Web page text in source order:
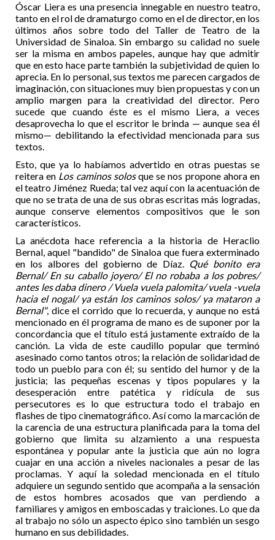
Óscar Liera es una presencia innegable en nuestro teatro,
tanto en el rol de dramaturgo como en el de director, en los
últimos años sobre todo del Taller de Teatro de la
Universidad de Sinaloa. Sin embargo su calidad no suele
ser la misma en ambos papeles, aunque hay que admitir
que en esto hace parte también la subjetividad de quien lo
aprecia. En lo personal, sus textos me parecen cargados de
imaginación, con situaciones muy bien propuestas y con un
amplio margen para la creatividad del director. Pero
sucede que cuando éste es el mismo Liera, a veces
desaprovecha lo que el escritor le brinda — aunque sea él
mismo— debilitando la efectividad mencionada para sus
textos.
Esto, que ya lo habíamos advertido en otras puestas se
reitera en Los caminos solosque se nos propone ahora en
el teatro Jiménez Rueda; tal vez aquí con la acentuación de
que no se trata de una de sus obras escritas más logradas,
aunque conserve elementos compositivos que le son
característicos.
La anécdota hace referencia a la historia de Heraclio
Bernal, aquel "bandido" de Sinaloa que fuera exterminado
en los albores del gobierno de Díaz. Qué bonito era
Bernal/ En su caballo joyero/ El no robaba a los pobres/
antes les daba dinero / Vuela vuela palomita/ vuela -vuela
hacia el nogal/ ya están los caminos solos/ ya mataron a
Bernal", dice el corrido que lo recuerda, y aunque no está
mencionado en él programa de mano es de suponer por la
concordancia que el título está justamente extraído de la
canción. La vida de este caudillo popular que terminó
asesinado como tantos otros; la relación de solidaridad de
todo un pueblo para con él; su sentido del humor y de la
justicia; las pequeñas escenas y tipos populares y la
desesperación entre patética y ridícula de sus
persecutores es lo que estructura todo el trabajo en
flashes de tipo cinematográfico. Así como la marcación de
la carencia de una estructura planificada para la toma del
gobierno que limita su alzamiento a una respuesta
espontánea y popular ante la justicia que aún no logra
cuajar en una acción a niveles nacionales a pesar de las
proclamas. Y aquí la soledad mencionada en el título
adquiere un segundo sentido que acompaña a la sensación
de estos hombres acosados que van perdiendo a
familiares y amigos en emboscadas y traiciones. Lo que da
al trabajo no sólo un aspecto épico sino también un sesgo
humano en sus debilidades.